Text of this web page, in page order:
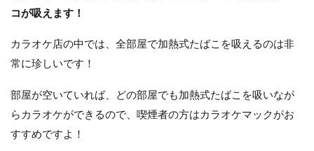
コが吸えます！
カラオケ店の中では、全部屋で加熱式たばこを吸えるのは非
常に珍しいです！
部屋が空いていれば、どの部屋でも加熱式たばこを吸いなが
らカラオケができるので、喫煙者の方はカラオケマックがお
すすめですよ！